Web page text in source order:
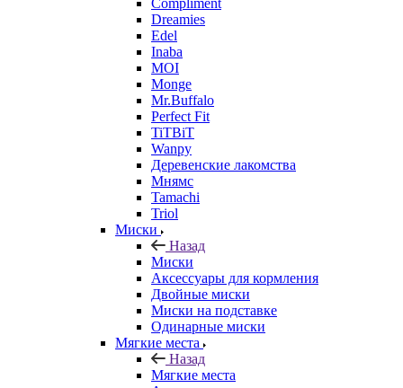
Compliment
Dreamies
Edel
Inaba
MOI
Monge
Mr.Buffalo
Perfect Fit
TiTBiT
Wanpy
Деревенские лакомства
Мнямс
Tamachi
Triol
Миски
Назад
Миски
Аксессуары для кормления
Двойные миски
Миски на подставке
Одинарные миски
Мягкие места
Назад
Мягкие места